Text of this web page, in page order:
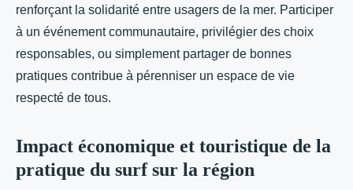
renforçant la solidarité entre usagers de la mer. Participer
à un événement communautaire, privilégier des choix
responsables, ou simplement partager de bonnes
pratiques contribue à pérenniser un espace de vie
respecté de tous.
Impact économique et touristique de la
pratique du surf sur la région